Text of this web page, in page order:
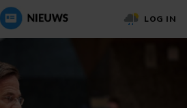
LOG IN